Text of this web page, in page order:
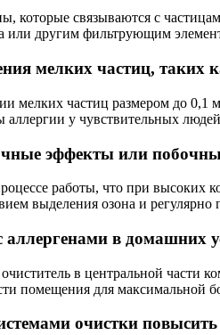
которые связываются с
или другим фильтрующим
мелких частиц,
частиц размером до
у чувствительных
эффекты или
работы, что при высоких
выделения озона и регулярно
в домашних
в центральной части
помещения для максимальной
очистки